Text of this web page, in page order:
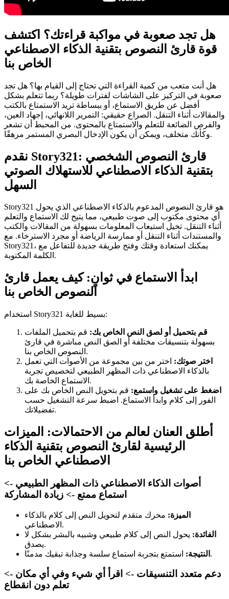
هل تجد صعوبة في مواكبة قراءتك؟ اكتشف
قوة قارئ النصوص بتقنية الذكاء الاصطناعي
الخاص بنا
هل أنت متعب من كمية القراءة التي تحتاج إلى القيام بها؟ هل تجد
صعوبة في التركيز على الشاشات لفترات طويلة؟ ربما تتعلم بشكل
أفضل عن طريق الاستماع، أو ببساطة تريد الاستمتاع بالكتب
والمقالات أثناء التنقل. الصراع حقيقي: التمرير اللانهائي، إجهاد العين،
والفرص الضائعة للتعلم والاستمتاع بالمحتوى. من المحبط أن تشعر
وكأنك متخلف، ويمكن أن يكون الإدخال البصري المستمر مرهقًا.
نقدم Story321: قارئ النصوص الشخصي
بتقنية الذكاء الاصطناعي للاستهلاك الصوتي
السهل
Story321 هو قارئ النصوص المدعوم بالذكاء الاصطناعي الذي يحول
أي محتوى مكتوب إلى صوت طبيعي، مما يتيح لك الاستماع والتعلم
أثناء التنقل. تخيل استيعاب المعلومات بسهولة من المقالات والكتب
والمستندات أثناء التنقل أو ممارسة الرياضة أو مجرد الاسترخاء. مع
Story321، يمكنك استعادة وقتك وفتح طريقة جديدة للتفاعل مع
الكلمة المكتوبة.
ابدأ الاستماع في ثوانٍ: كيف يعمل قارئ
النصوص الخاص بنا
استخدام Story321 بسيط للغاية:
قم بتحميل أو لصق النص الخاص بك: قم بتحميل الملفات
بسهولة بتنسيقات مختلفة أو الصق النص مباشرة في قارئ
النصوص الخاص بنا.
اختر صوتك: اختر من بين مجموعة من الأصوات التي تعمل
بالذكاء الاصطناعي ذات المظهر الطبيعي لتخصيص تجربة
الاستماع الخاصة بك.
اضغط على تشغيل واستمع: قم بتحويل النص الخاص بك على
الفور إلى كلام وابدأ الاستماع. اضبط سرعة التشغيل حسب
تفضيلاتك.
أطلق العنان لعالم من الاحتمالات: الميزات
الرئيسية لقارئ النصوص بتقنية الذكاء
الاصطناعي الخاص بنا
أصوات الذكاء الاصطناعي ذات المظهر الطبيعي ->
استماع ممتع -> زيادة المشاركة
الميزة: محرك متقدم لتحويل النص إلى كلام بالذكاء
الاصطناعي.
الفائدة: يحول النص إلى كلام طبيعي وشبيه بالبشر بشكل لا
يصدق.
النتيجة: استمتع بتجربة استماع سلسة وجذابة تبقيك مدمنًا.
دعم متعدد التنسيقات -> اقرأ أي شيء وفي أي مكان ->
تعلم دون انقطاع